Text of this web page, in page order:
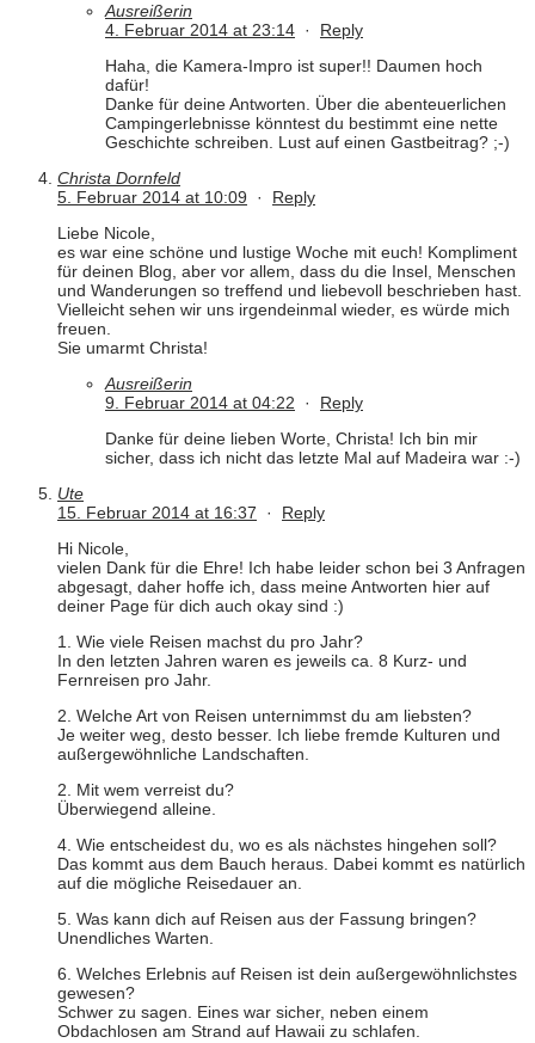
Ausreißerin
4. Februar 2014 at 23:14 · Reply
Haha, die Kamera-Impro ist super!! Daumen hoch
dafür!
Danke für deine Antworten. Über die abenteuerlichen
Campingerlebnisse könntest du bestimmt eine nette
Geschichte schreiben. Lust auf einen Gastbeitrag? ;-)
Christa Dornfeld
5. Februar 2014 at 10:09 · Reply
Liebe Nicole,
es war eine schöne und lustige Woche mit euch! Kompliment
für deinen Blog, aber vor allem, dass du die Insel, Menschen
und Wanderungen so treffend und liebevoll beschrieben hast.
Vielleicht sehen wir uns irgendeinmal wieder, es würde mich
freuen.
Sie umarmt Christa!
Ausreißerin
9. Februar 2014 at 04:22 · Reply
Danke für deine lieben Worte, Christa! Ich bin mir
sicher, dass ich nicht das letzte Mal auf Madeira war :-)
Ute
15. Februar 2014 at 16:37 · Reply
Hi Nicole,
vielen Dank für die Ehre! Ich habe leider schon bei 3 Anfragen
abgesagt, daher hoffe ich, dass meine Antworten hier auf
deiner Page für dich auch okay sind :)
1. Wie viele Reisen machst du pro Jahr?
In den letzten Jahren waren es jeweils ca. 8 Kurz- und
Fernreisen pro Jahr.
2. Welche Art von Reisen unternimmst du am liebsten?
Je weiter weg, desto besser. Ich liebe fremde Kulturen und
außergewöhnliche Landschaften.
2. Mit wem verreist du?
Überwiegend alleine.
4. Wie entscheidest du, wo es als nächstes hingehen soll?
Das kommt aus dem Bauch heraus. Dabei kommt es natürlich
auf die mögliche Reisedauer an.
5. Was kann dich auf Reisen aus der Fassung bringen?
Unendliches Warten.
6. Welches Erlebnis auf Reisen ist dein außergewöhnlichstes
gewesen?
Schwer zu sagen. Eines war sicher, neben einem
Obdachlosen am Strand auf Hawaii zu schlafen.